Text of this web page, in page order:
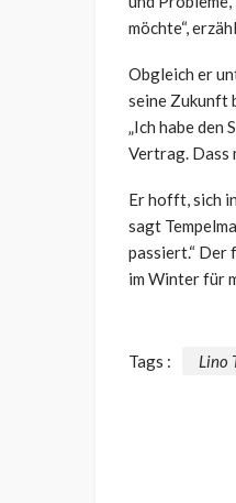
möchte“,
Obgleich er
seine Zukunft
„Ich habe den
Vertrag. Dass
Er hofft, sich
sagt
passiert.“ Der
im Winter für
Tags : Lino